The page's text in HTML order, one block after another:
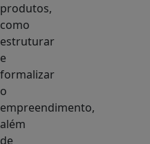
produtos,
como
estruturar
e
formalizar
o
empreendimento,
além
de